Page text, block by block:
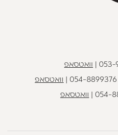
053- וואטסאפ
054-8899376 וואטסאפ
054- וואטסאפ